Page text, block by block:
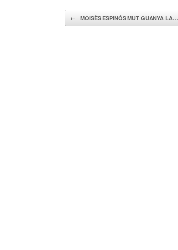
Navegador de artículos
← MOISÈS ESPINÓS MUT GUANYA LA…